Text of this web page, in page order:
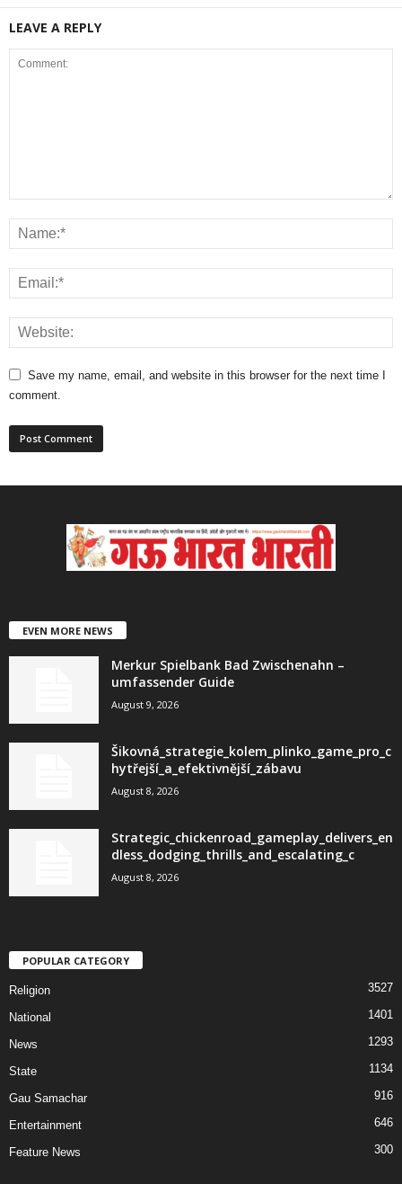
LEAVE A REPLY
Save my name, email, and website in this browser for the next time I
comment.
EVEN MORE NEWS
Merkur Spielbank Bad Zwischenahn –
umfassender Guide
August 9, 2026
Šikovná_strategie_kolem_plinko_game_pro_c
hytřejší_a_efektivnější_zábavu
August 8, 2026
Strategic_chickenroad_gameplay_delivers_en
dless_dodging_thrills_and_escalating_c
August 8, 2026
POPULAR CATEGORY
Religion 3527
National 1401
News 1293
State 1134
Gau Samachar 916
Entertainment 646
Feature News 300